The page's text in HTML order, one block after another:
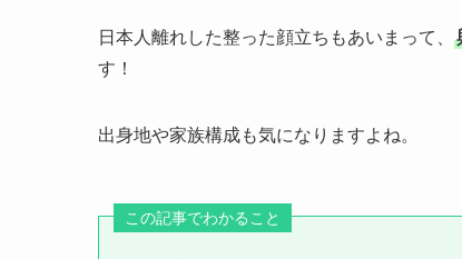
日本人離れした整った顔立ちもあいまって、
す！
出身地や家族構成も気になりますよね。
この記事でわかること